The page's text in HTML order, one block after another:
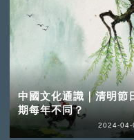
中國文化通識｜清明節
期每年不同？
2024-04-